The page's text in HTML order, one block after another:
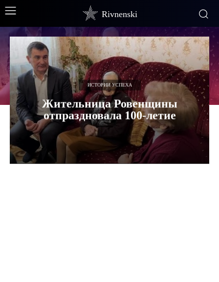
Rivnenski
ИСТОРИИ УСПЕХА
Жительница Ровенщины
отпраздновала 100-летие